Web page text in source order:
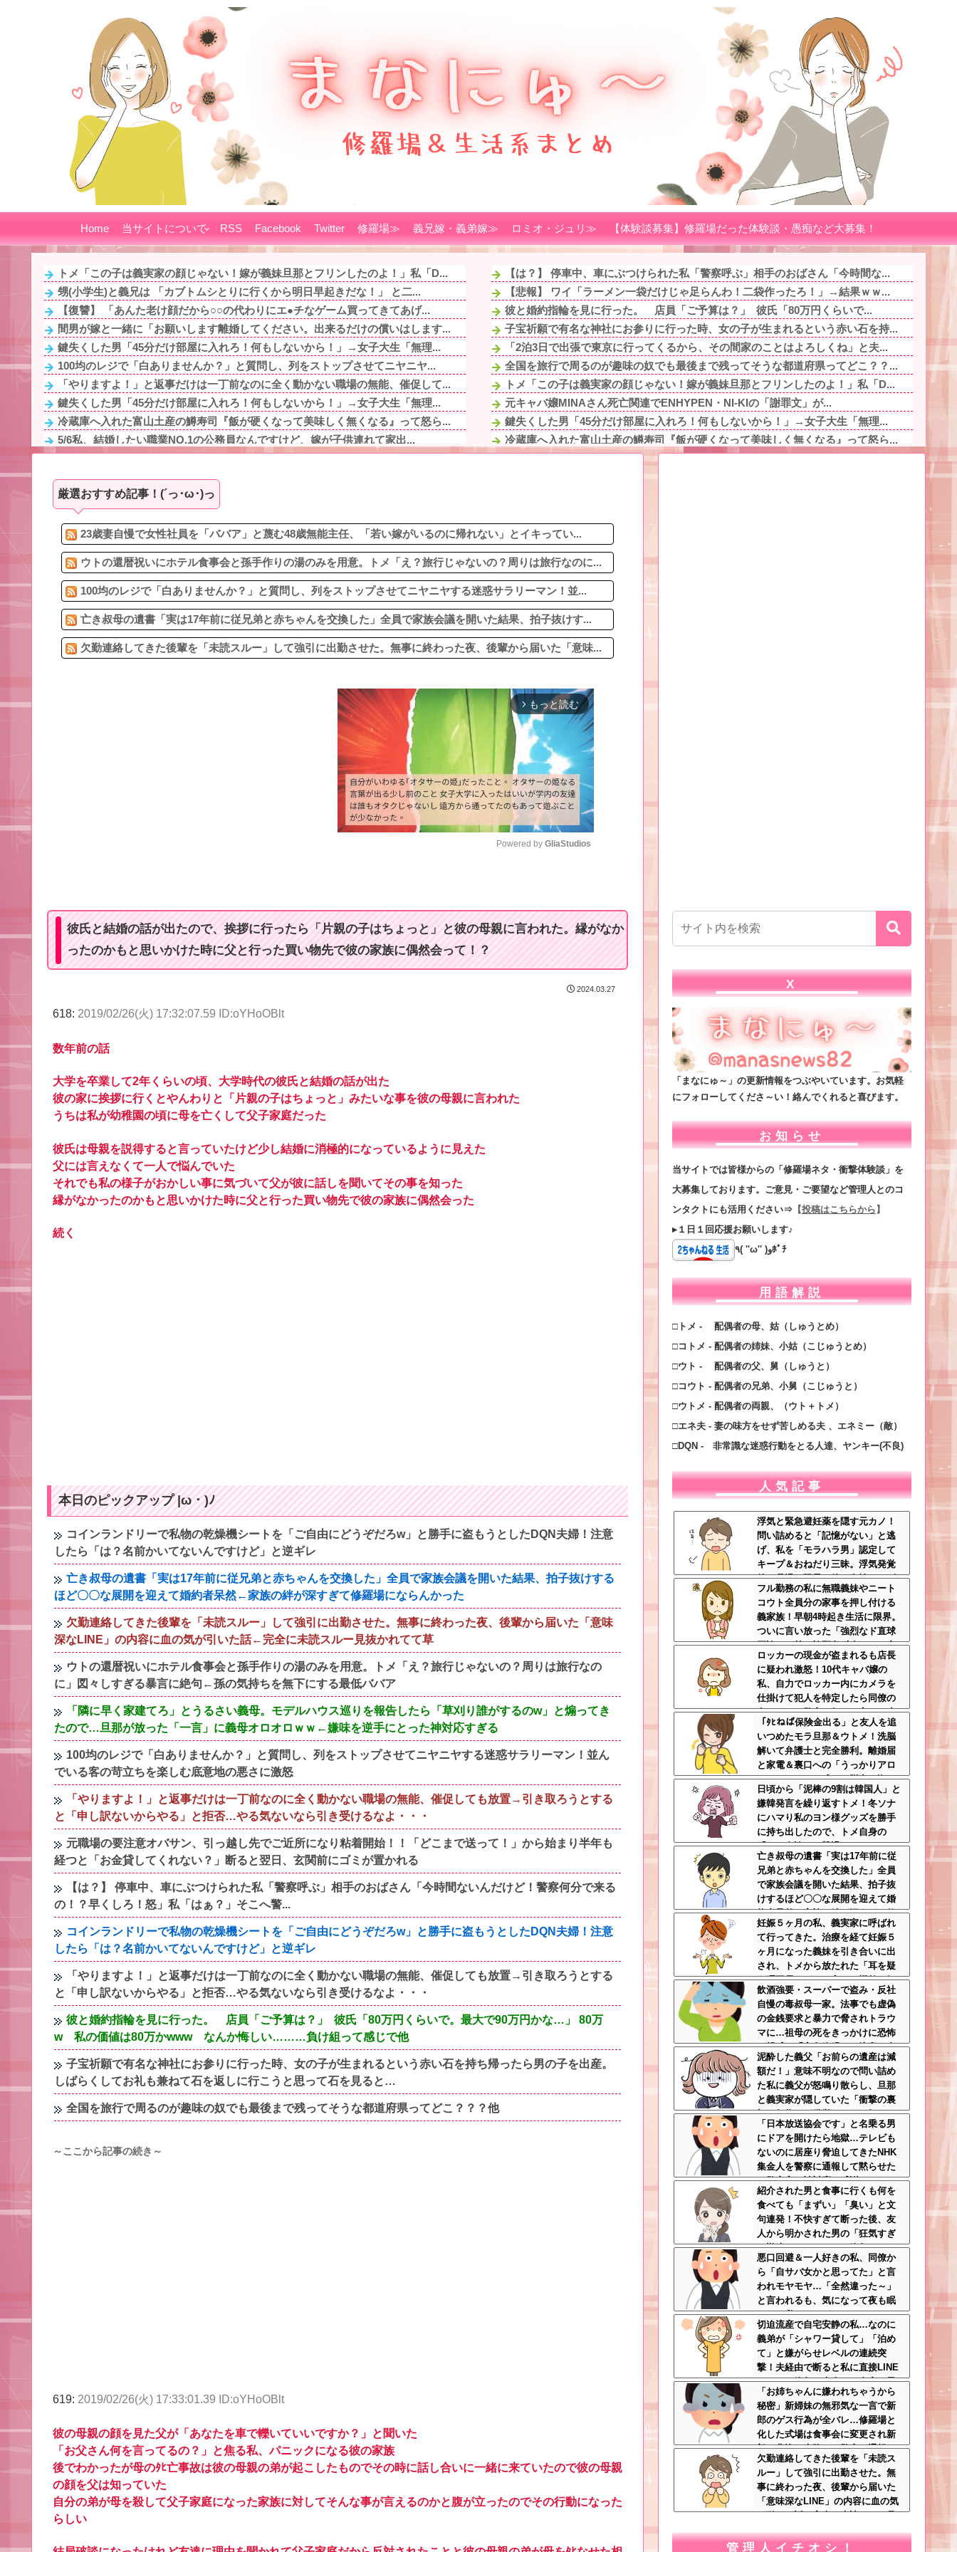
Home 当サイトについて RSS Facebook Twitter 修羅場≫ 義兄嫁・義弟嫁≫ ロミオ・ジュリ≫ 【体験談募集】修羅場だった体験談・愚痴など大募集！
トメ「この子は義実家の顔じゃない！嫁が義妹旦那とフリンしたのよ！」私「D...
甥(小学生)と義兄は 「カブトムシとりに行くから明日早起きだな！」 と二...
【復讐】 「あんた老け顔だから○○の代わりにエ●チなゲーム買ってきてあげ...
間男が嫁と一緒に「お願いします離婚してください。出来るだけの償いはします...
鍵失くした男「45分だけ部屋に入れろ！何もしないから！」→女子大生「無理...
100均のレジで「白ありませんか？」と質問し、列をストップさせてニヤニヤ...
「やりますよ！」と返事だけは一丁前なのに全く動かない職場の無能、催促して...
鍵失くした男「45分だけ部屋に入れろ！何もしないから！」→女子大生「無理...
冷蔵庫へ入れた富山土産の鱒寿司『飯が硬くなって美味しく無くなる』って怒ら...
5/6私、結婚したい職業NO.1の公務員なんですけど、嫁が子供連れて家出...
任天堂 熊本地震を受け被災者の製品修理は無償対応（災害救助法適用地域） ...
100均のレジで「白ありませんか？」と質問し、列をストップさせてニヤニヤ...
4/6私、結婚したい職業NO.1の公務員なんですけど、嫁が子供連れて家出...
生理の予定が８月６日なんだけど７月２９日にドバッと鮮血でたから生理かな？...
【は？】 停車中、車にぶつけられた私「警察呼ぶ」相手のおばさん「今時間な...
【悲報】 ワイ「ラーメン一袋だけじゃ足らんわ！二袋作ったろ！」→結果ｗｗ...
彼と婚約指輪を見に行った。 店員「ご予算は？」 彼氏「80万円くらいで...
子宝祈願で有名な神社にお参りに行った時、女の子が生まれるという赤い石を持...
「2泊3日で出張で東京に行ってくるから、その間家のことはよろしくね」と夫...
全国を旅行で周るのが趣味の奴でも最後まで残ってそうな都道府県ってどこ？？...
トメ「この子は義実家の顔じゃない！嫁が義妹旦那とフリンしたのよ！」私「D...
元キャバ嬢MINAさん死亡関連でENHYPEN・NI-KIの「謝罪文」が...
鍵失くした男「45分だけ部屋に入れろ！何もしないから！」→女子大生「無理...
冷蔵庫へ入れた富山土産の鱒寿司『飯が硬くなって美味しく無くなる』って怒ら...
【画像】ディズニーのおいなり巻（600円）、流石にアレすぎて賛否両論の大...
【悲報】明日花キララさん、専門家からあまりにも非情な一言を告げられる他
厳選おすすめ記事！(´っ･ω･)っ
23歳妻自慢で女性社員を「ババア」と蔑む48歳無能主任、「若い嫁がいるのに帰れない」とイキってい...
ウトの還暦祝いにホテル食事会と孫手作りの湯のみを用意。トメ「え？旅行じゃないの？周りは旅行なのに...
100均のレジで「白ありませんか？」と質問し、列をストップさせてニヤニヤする迷惑サラリーマン！並...
亡き叔母の遺書「実は17年前に従兄弟と赤ちゃんを交換した」全員で家族会議を開いた結果、拍子抜けす...
欠勤連絡してきた後輩を「未読スルー」して強引に出勤させた。無事に終わった夜、後輩から届いた「意味...
arrow_forward_ios もっと読む
t
Powered by GliaStudios
彼氏と結婚の話が出たので、挨拶に行ったら「片親の子はちょっと」と彼の母親に言われた。縁がなか
ったのかもと思いかけた時に父と行った買い物先で彼の家族に偶然会って！？
2024.03.27
618: 2019/02/26(火) 17:32:07.59 ID:oYHoOBlt
数年前の話
大学を卒業して2年くらいの頃、大学時代の彼氏と結婚の話が出た
彼の家に挨拶に行くとやんわりと「片親の子はちょっと」みたいな事を彼の母親に言われた
うちは私が幼稚園の頃に母を亡くして父子家庭だった
彼氏は母親を説得すると言っていたけど少し結婚に消極的になっているように見えた
父には言えなくて一人で悩んでいた
それでも私の様子がおかしい事に気づいて父が彼に話しを聞いてその事を知った
縁がなかったのかもと思いかけた時に父と行った買い物先で彼の家族に偶然会った
続く
本日のピックアップ |ω・)ﾉ
コインランドリーで私物の乾燥機シートを「ご自由にどうぞだろw」と勝手に盗もうとしたDQN夫婦！注意
したら「は？名前かいてないんですけど」と逆ギレ
亡き叔母の遺書「実は17年前に従兄弟と赤ちゃんを交換した」全員で家族会議を開いた結果、拍子抜けする
ほど〇〇な展開を迎えて婚約者呆然←家族の絆が深すぎて修羅場にならんかった
欠勤連絡してきた後輩を「未読スルー」して強引に出勤させた。無事に終わった夜、後輩から届いた「意味
深なLINE」の内容に血の気が引いた話←完全に未読スルー見抜かれてて草
ウトの還暦祝いにホテル食事会と孫手作りの湯のみを用意。トメ「え？旅行じゃないの？周りは旅行なの
に」図々しすぎる暴言に絶句←孫の気持ちを無下にする最低ババア
「隣に早く家建てろ」とうるさい義母。モデルハウス巡りを報告したら「草刈り誰がするのw」と煽ってき
たので…旦那が放った「一言」に義母オロオロｗｗ←嫌味を逆手にとった神対応すぎる
100均のレジで「白ありませんか？」と質問し、列をストップさせてニヤニヤする迷惑サラリーマン！並ん
でいる客の苛立ちを楽しむ底意地の悪さに激怒
「やりますよ！」と返事だけは一丁前なのに全く動かない職場の無能、催促しても放置→引き取ろうとする
と「申し訳ないからやる」と拒否…やる気ないなら引き受けるなよ・・・
元職場の要注意オバサン、引っ越し先でご近所になり粘着開始！！「どこまで送って！」から始まり半年も
経つと「お金貸してくれない？」断ると翌日、玄関前にゴミが置かれる
【は？】 停車中、車にぶつけられた私「警察呼ぶ」相手のおばさん「今時間ないんだけど！警察何分で来る
の！？早くしろ！怒」私「はぁ？」そこへ警...
コインランドリーで私物の乾燥機シートを「ご自由にどうぞだろw」と勝手に盗もうとしたDQN夫婦！注意
したら「は？名前かいてないんですけど」と逆ギレ
「やりますよ！」と返事だけは一丁前なのに全く動かない職場の無能、催促しても放置→引き取ろうとする
と「申し訳ないからやる」と拒否…やる気ないなら引き受けるなよ・・・
彼と婚約指輪を見に行った。 店員「ご予算は？」 彼氏「80万円くらいで。最大で90万円かな…」 80万
w 私の価値は80万かwww なんか悔しい………負け組って感じで他
子宝祈願で有名な神社にお参りに行った時、女の子が生まれるという赤い石を持ち帰ったら男の子を出産。
しばらくしてお礼も兼ねて石を返しに行こうと思って石を見ると…
全国を旅行で周るのが趣味の奴でも最後まで残ってそうな都道府県ってどこ？？？他
～ここから記事の続き～
619: 2019/02/26(火) 17:33:01.39 ID:oYHoOBlt
彼の母親の顔を見た父が「あなたを車で轢いていいですか？」と聞いた
「お父さん何を言ってるの？」と焦る私、パニックになる彼の家族
後でわかったが母のﾀﾋ亡事故は彼の母親の弟が起こしたものでその時に話し合いに一緒に来ていたので彼の母親
の顔を父は知っていた
自分の弟が母を殺して父子家庭になった家族に対してそんな事が言えるのかと腹が立ったのでその行動になった
らしい
X
「まなにゅ～」の更新情報をつぶやいています。お気軽
にフォローしてくださ～い！絡んでくれると喜びます。
お知らせ
当サイトでは皆様からの「修羅場ネタ・衝撃体験談」を
大募集しております。ご意見・ご要望など管理人とのコ
ンタクトにも活用ください⇒ 【投稿はこちらから 】
▸１日１回応援お願いします♪
٩( ''ω'' )وﾎﾟﾁ
用語解説
□トメ - 配偶者の母、姑（しゅうとめ）
□コトメ - 配偶者の姉妹、小姑（こじゅうとめ）
□ウト - 配偶者の父、舅（しゅうと）
□コウト - 配偶者の兄弟、小舅（こじゅうと）
□ウトメ - 配偶者の両親、（ウト＋トメ）
□エネ夫 - 妻の味方をせず苦しめる夫 、エネミー（敵）
□DQN - 非常識な迷惑行動をとる人達、ヤンキー(不良)
人気記事
浮気と緊急避妊薬を隠す元カノ！
問い詰めると「記憶がない」と逃
げ、私を「モラハラ男」認定して
キープ＆おねだり三昧。浮気発覚
後、我慢の限界で他の女性とスピ
ード婚した結果ｗｗｗｗｗ
フル勤務の私に無職義妹やニート
コウト全員分の家事を押し付ける
義家族！早朝4時起き生活に限界。
ついに言い放った「強烈なド直球
正論」に義一族阿鼻叫喚ｗｗ←怠
け者どもに正論のナイフをグサリ
ロッカーの現金が盗まれるも店長
に疑われ激怒！10代キャバ嬢の
私、自力でロッカー内にカメラを
仕掛けて犯人を特定したら同僚の
女だった…警察へ行くと言って止
められ、加害者に泣かれながら大
揉めして・・・
「ﾀﾋねば保険金出る」と友人を追
いつめたモラ旦那＆ウトメ！洗脳
解いて弁護士と完全勝利。離婚届
と家電＆裏口への「うっかりアロ
ンアルファ」を残して脱出←悔し
泣きしながらやることがエグくて
草
日頃から「泥棒の9割は韓国人」と
嫌韓発言を繰り返すトメ！冬ソナ
にハマり私のヨン様グッズを勝手
に持ち出したので、トメ自身の
「あの自論」で撃退したったｗｗ
←矛盾だらけのトメにブーメラン
刺さりまくり
亡き叔母の遺書「実は17年前に従
兄弟と赤ちゃんを交換した」全員
で家族会議を開いた結果、拍子抜
けするほど〇〇な展開を迎えて婚
約者呆然←家族の絆が深すぎて修
羅場にならんかった
妊娠５ヶ月の私、義実家に呼ばれ
て行ってきた。治療を経て妊娠５
ヶ月になった義妹を引き合いに出
され、トメから放たれた「耳を疑
う理不尽すぎる一言」に愕然←妊
娠時期の操作とか超能力者かよ
飲酒強要・スーパーで盗み・反社
自慢の毒叔母一家。法事でも虚偽
の金銭要求と暴力で脅されトラウ
マに…祖母の死をきっかけに恐怖
の親戚と「永久絶縁」を決意←自
分の身の安全を最優先にして大正
解
泥酔した義父「お前らの遺産は減
額だ！」意味不明なので問い詰め
た私に義父が怒鳴り散らし、旦那
と義実家が隠していた「衝撃の裏
切り行為」が発覚ｗｗｗ←知らん
間に200万払われてて草
「日本放送協会です」と名乗る男
にドアを開けたら地獄…テレビも
ないのに居座り脅迫してきたNHK
集金人を警察に通報して黙らせた
←警察官の神対応に感謝しかない
紹介された男と食事に行くも何を
食べても「まずい」「臭い」と文
句連発！不快すぎて断った後、友
人から明かされた男の「狂気すぎ
る勘違いシナリオ」に絶句ｗｗ←
手料理食べたいなら素直に言え
悪口回避＆一人好きの私、同僚か
ら「自サバ女かと思ってた」と言
われモヤモヤ…「全然違った～」
と言われるも、気になって夜も眠
れない私はどこがサバサバ？←ネ
チネチ気にしてる時点で自サバじ
ゃない
切迫流産で自宅安静の私…なのに
義弟が「シャワー貸して」「泊め
て」と嫌がらせレベルの連続突
撃！夫経由で断ると私に直接LINE
してきて絶句←大人しく自宅の風
呂に入れよ
「お姉ちゃんに嫌われちゃうから
秘密」新婦妹の無邪気な一言で新
郎のゲス行為が全バレ…修羅場と
化した式場は食事会に変更され新
郎は悲惨な末路へ←警察に通報さ
れてもおかしくないレベル
欠勤連絡してきた後輩を「未読ス
ルー」して強引に出勤させた。無
事に終わった夜、後輩から届いた
「意味深なLINE」の内容に血の気
が引いた話←完全に未読スルー見
管理人イチオシ！